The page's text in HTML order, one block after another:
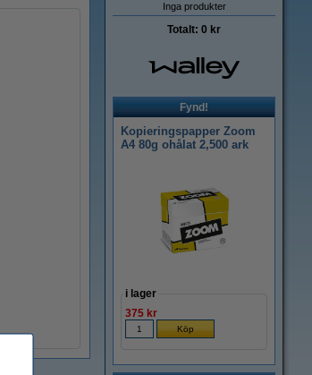
Inga produkter
Totalt: 0 kr
Fynd!
Kopieringspapper Zoom
A4 80g ohålat 2,500 ark
i lager
375 kr